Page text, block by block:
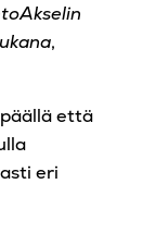
,
että
eri